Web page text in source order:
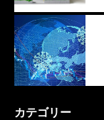
カテゴリー